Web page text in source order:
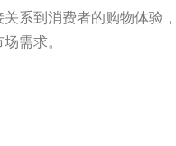
系到消费者的购物体验
需求。